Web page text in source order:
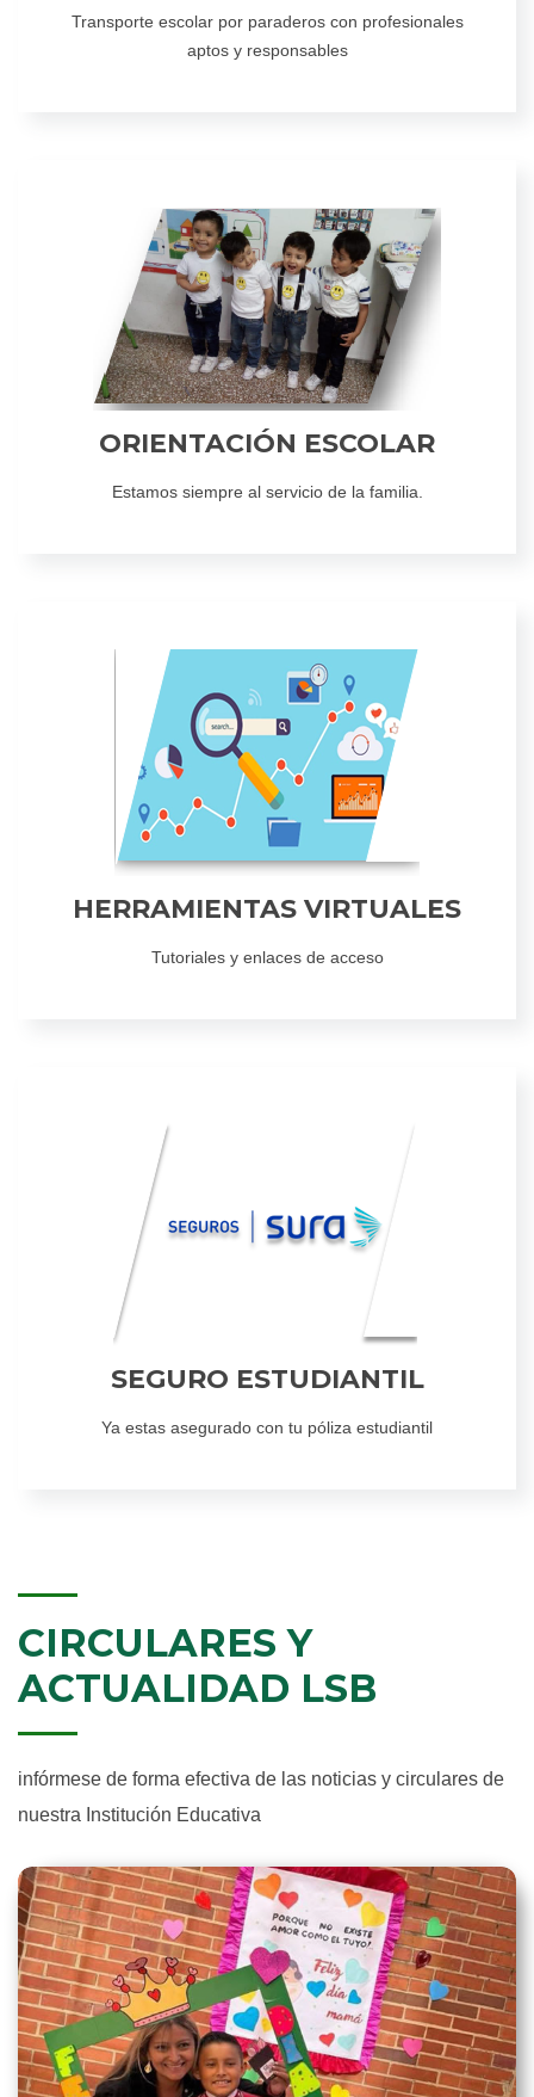
Transporte escolar por paraderos con profesionales
aptos y responsables
ORIENTACIÓN ESCOLAR
Estamos siempre al servicio de la familia.
HERRAMIENTAS VIRTUALES
Tutoriales y enlaces de acceso
SEGURO ESTUDIANTIL
Ya estas asegurado con tu póliza estudiantil
CIRCULARES Y
ACTUALIDAD LSB
infórmese de forma efectiva de las noticias y circulares de
nuestra Institución Educativa